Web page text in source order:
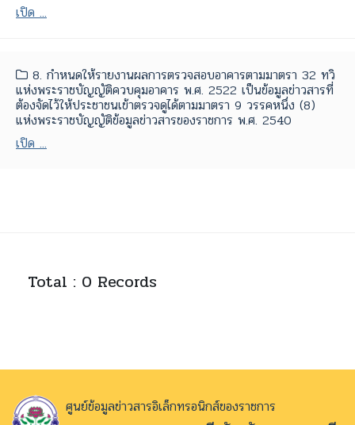
เปิด ...
8. กำหนดให้รายงานผลการตรวจสอบอาคารตามมาตรา 32 ทวิ
แห่งพระราชบัญญัติควบคุมอาคาร พ.ศ. 2522 เป็นข้อมูลข่าวสารที่
ต้องจัดไว้ให้ประชาชนเข้าตรวจดูได้ตามมาตรา 9 วรรคหนึ่ง (8)
แห่งพระราชบัญญัติข้อมูลข่าวสารของราชการ พ.ศ. 2540
เปิด ...
Total : 0 Records
ศูนย์ข้อมูลข่าวสารอิเล็กทรอนิกส์ของราชการ